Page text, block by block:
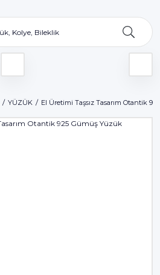
YÜZÜK El Üretimi Taşsız Tasarım Otantik